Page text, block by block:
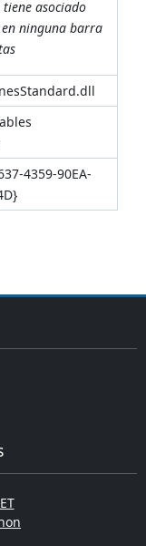
asociado
ninguna barra
4359-90EA-